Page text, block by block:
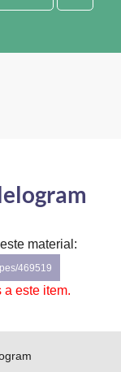
material:
469519
este item.